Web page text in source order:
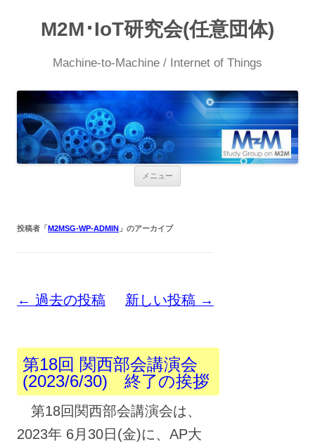
M2M･IoT研究会(任意団体)
Machine-to-Machine / Internet of Things
メニュー
投稿者「M2MSG-WP-ADMIN 」のアーカイブ
投
ナ
ビ
ー
← 過去の投稿 新しい投稿 →
第18回 関西部会講演会
(2023/6/30) 終了の挨拶
第18回関西部会講演会は、
2023年 6月30日(金)に、AP大